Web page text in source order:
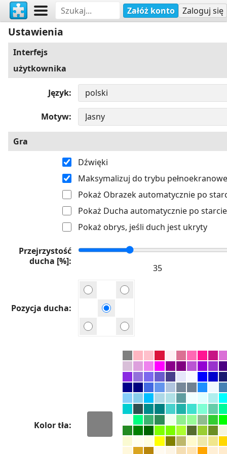
Załóż konto Zaloguj się
Ustawienia
Interfejs
użytkownika
Język
Motyw
Gra
Dźwięki
Maksymalizuj do trybu
Pokaż Obrazek automatycznie po
Pokaż Ducha automatycznie po starcie
Pokaż obrys, jeśli duch jest ukryty
Przejrzystość
ducha [%]
Pozycja ducha
Kolor tła